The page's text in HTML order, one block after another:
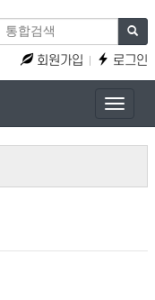
회원가입 로그인
Toggle